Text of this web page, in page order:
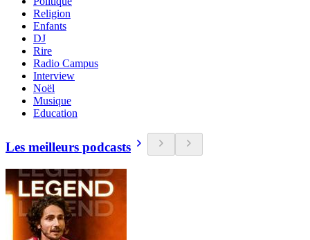
Religion
Enfants
DJ
Rire
Radio Campus
Interview
Noël
Musique
Education
Les meilleurs podcasts